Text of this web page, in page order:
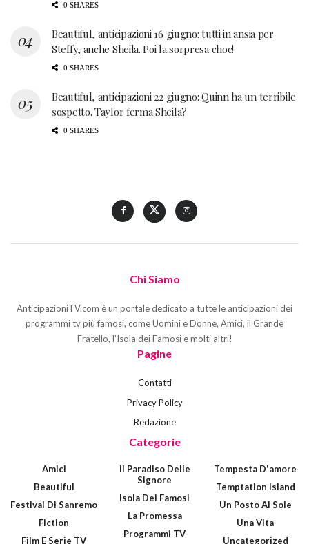
0 SHARES
Beautiful, anticipazioni 16 giugno: tutti in ansia per
Steffy, anche Sheila. Poi la sorpresa choc!
0 SHARES
Beautiful, anticipazioni 22 giugno: Quinn ha un terribile
sospetto. Taylor ferma Sheila?
0 SHARES
Chi Siamo
AnticipazioniTV.com è un portale dedicato a tutte le anticipazioni dei
programmi tv più famosi, come Uomini e Donne, Amici, il Grande
Fratello, l'Isola dei Famosi e molti altri!
Pagine
Contatti
Privacy Policy
Redazione
Categorie
Amici
Beautiful
Festival Di Sanremo
Fiction
Film E Serie TV
Il Paradiso Delle
Signore
Isola Dei Famosi
La Promessa
Programmi TV
Tempesta D'amore
Temptation Island
Un Posto Al Sole
Una Vita
Uncategorized